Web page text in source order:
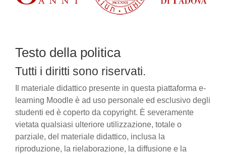
Testo della politica
Tutti i diritti sono riservati.
Il materiale didattico presente in questa piattaforma e-
learning Moodle è ad uso personale ed esclusivo degli
studenti ed è coperto da copyright. È severamente
vietata qualsiasi ulteriore utilizzazione, totale o
parziale, del materiale didattico, inclusa la
riproduzione, la rielaborazione, la diffusione e la